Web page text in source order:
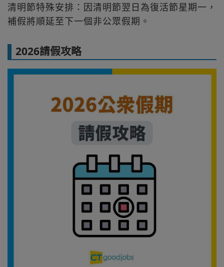
清明節特殊安排：因清明節翌日為復活節星期一，
補假將順延至下一個非公眾假期。
2026請假攻略